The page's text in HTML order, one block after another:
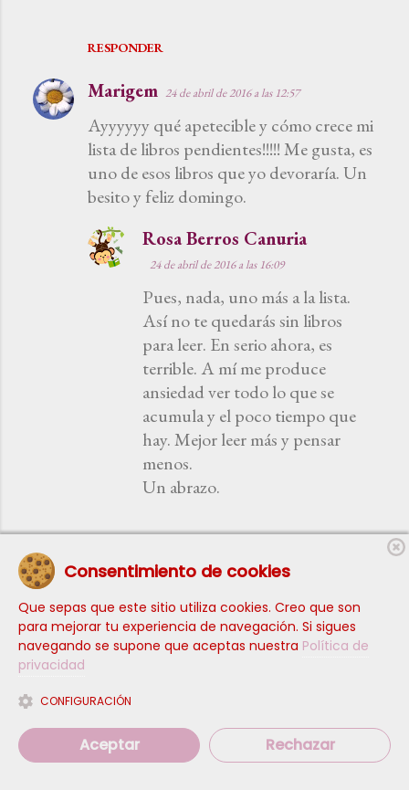
RESPONDER
Marigem 24 de abril de 2016 a las 12:57
Ayyyyyy qué apetecible y cómo crece mi
lista de libros pendientes!!!!! Me gusta, es
uno de esos libros que yo devoraría. Un
besito y feliz domingo.
Rosa Berros Canuria
24 de abril de 2016 a las 16:09
Pues, nada, uno más a la lista.
Así no te quedarás sin libros
para leer. En serio ahora, es
terrible. A mí me produce
ansiedad ver todo lo que se
acumula y el poco tiempo que
hay. Mejor leer más y pensar
menos.
Un abrazo.
24 de abril de 2016 a las 14:30
Me gusta lo que cuentas. No he leído
una de mis editoriales favoritas, así que
Besos
Consentimiento de cookies
Que sepas que este sitio utiliza cookies. Creo que son
para mejorar tu experiencia de navegación. Si sigues
navegando se supone que aceptas nuestra Política de
privacidad
CONFIGURACIÓN
Aceptar Rechazar